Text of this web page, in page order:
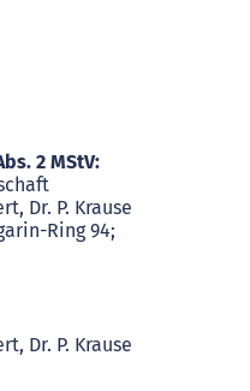
2 MStV:
Dr. P. Krause
Ring 94;
Dr. P. Krause